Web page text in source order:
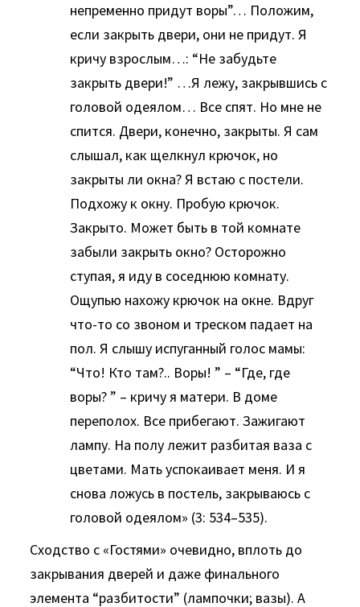
непременно придут воры”… Положим,
если закрыть двери, они не придут. Я
кричу взрослым…: “Не забудьте
закрыть двери!” …Я лежу, закрывшись с
головой одеялом… Все спят. Но мне не
спится. Двери, конечно, закрыты. Я сам
слышал, как щелкнул крючок, но
закрыты ли окна? Я встаю с постели.
Подхожу к окну. Пробую крючок.
Закрыто. Может быть в той комнате
забыли закрыть окно? Осторожно
ступая, я иду в соседнюю комнату.
Ощупью нахожу крючок на окне. Вдруг
что-то со звоном и треском падает на
пол. Я слышу испуганный голос мамы:
“Что! Кто там?.. Воры! ” – “Где, где
воры? ” – кричу я матери. В доме
переполох. Все прибегают. Зажигают
лампу. На полу лежит разбитая ваза с
цветами. Мать успокаивает меня. И я
снова ложусь в постель, закрываюсь с
головой одеялом» (3: 534–535).
Сходство с «Гостями» очевидно, вплоть до
закрывания дверей и даже финального
элемента “разбитости” (лампочки; вазы). А